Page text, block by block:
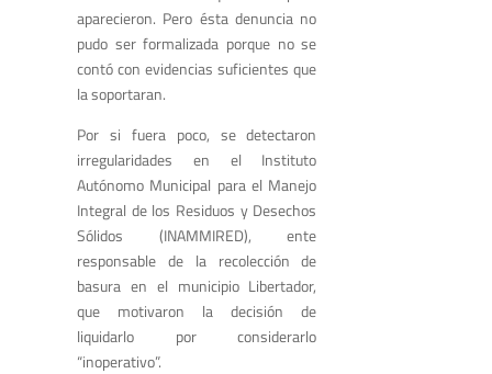
aparecieron. Pero ésta denuncia no
pudo ser formalizada porque no se
contó con evidencias suficientes que
la soportaran.
Por si fuera poco, se detectaron
irregularidades en el Instituto
Autónomo Municipal para el Manejo
Integral de los Residuos y Desechos
Sólidos (INAMMIRED), ente
responsable de la recolección de
basura en el municipio Libertador,
que motivaron la decisión de
liquidarlo por considerarlo
“inoperativo”.